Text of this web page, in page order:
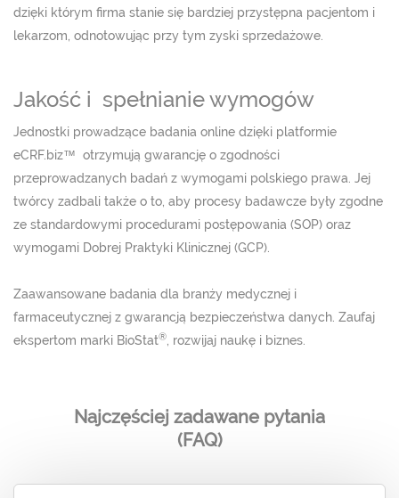
dzięki którym firma stanie się bardziej przystępna pacjentom i
lekarzom, odnotowując przy tym zyski sprzedażowe.
Jakość i spełnianie wymogów
Jednostki prowadzące badania online dzięki platformie
eCRF.biz™ otrzymują gwarancję o zgodności
przeprowadzanych badań z wymogami polskiego prawa. Jej
twórcy zadbali także o to, aby procesy badawcze były zgodne
ze standardowymi procedurami postępowania (SOP) oraz
wymogami Dobrej Praktyki Klinicznej (GCP).
Zaawansowane badania dla branży medycznej i
farmaceutycznej z gwarancją bezpieczeństwa danych. Zaufaj
ekspertom marki BioStat® , rozwijaj naukę i biznes.
Najczęściej zadawane pytania
(FAQ)